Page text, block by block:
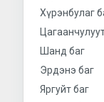
Хүрэнбулаг
Шанд баг
Эрдэнэ баг
Яргуйт баг